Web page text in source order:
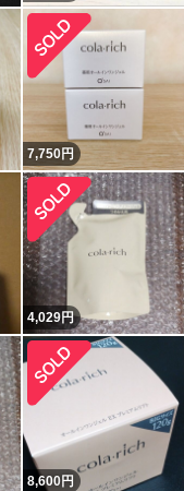
7,750円
4,029円
8,600円